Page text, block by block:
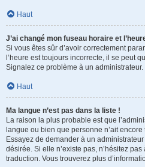
Haut
J’ai changé mon fuseau horaire et
Si vous êtes sûr d’avoir correctement
l’heure est toujours incorrecte, il se peut
Signalez ce problème à un administrateur.
Haut
Ma langue n’est pas dans la liste !
La raison la plus probable est que
langue ou bien que personne n’ait
Essayez de demander à un
désirée. Si elle n’existe pas, n’hésitez
traduction. Vous trouverez plus